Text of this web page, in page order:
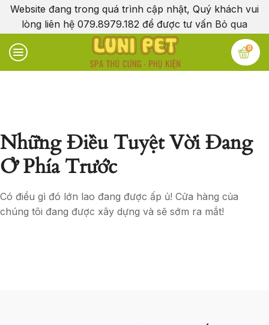
Website đang trong quá trình cập nhật, Quý khách vui
lòng liên hệ 079.8979.182 để được tư vấn Bỏ qua
0
Những Điều Tuyệt Vời Đang
Ở Phía Trước
Có điều gì đó lớn lao đang được ấp ủ! Cửa hàng của
chúng tôi đang được xây dựng và sẽ sớm ra mắt!